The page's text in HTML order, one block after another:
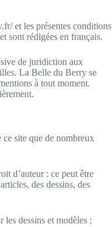
et les présentes conditions
sont rédigées en français.
de juridiction aux
La Belle du Berry se
à tout moment.
site que de nombreux
d’auteur : ce peut être
des dessins, des
les dessins et modèles ;